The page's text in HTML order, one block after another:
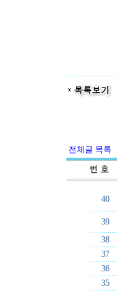
전체글 목록
40
39
38
37
36
35